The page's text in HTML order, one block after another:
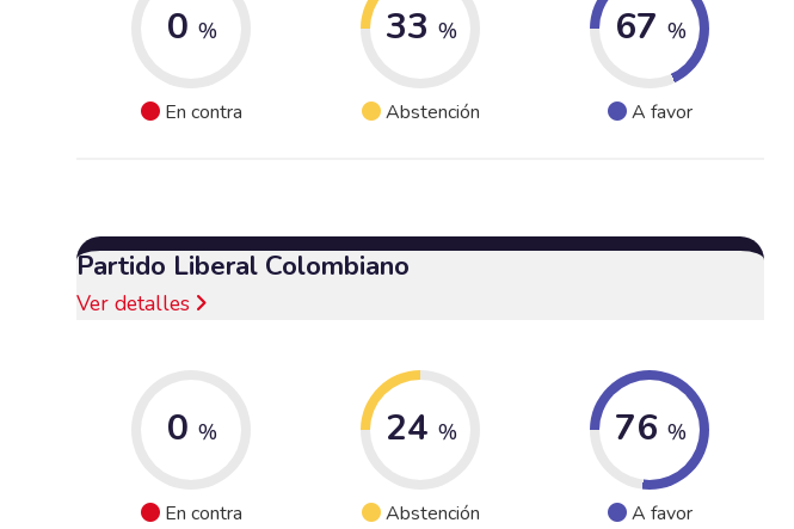
0 %
En contra
33 %
Abstención
67 %
A favor
Partido Liberal Colombiano
Ver detalles
0 %
En contra
24 %
Abstención
76 %
A favor